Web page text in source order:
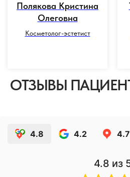
Полякова Кристина
Олеговна
Косметолог-эстетист
ОТЗЫВЫ
4.8 4.2 4.7
4.8 из